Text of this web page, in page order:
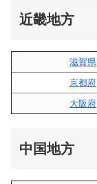
近畿地方
滋賀県
京都府
大阪府
中国地方